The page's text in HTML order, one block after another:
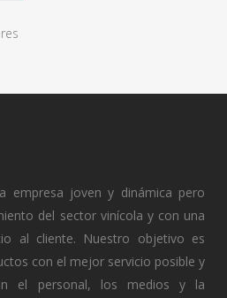
empresa joven y dinámica pero
del sector vinícola y con una
al cliente. Nuestro objetivo es
con el mejor servicio posible y
el personal, los medios y la